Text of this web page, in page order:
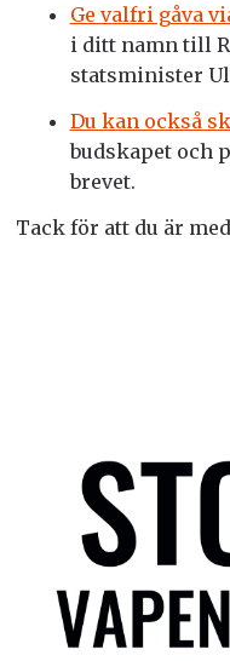
Ge valfri gåva
i ditt namn till
statsminister
Du kan också
budskapetoch
brevet.
Tack för att du är